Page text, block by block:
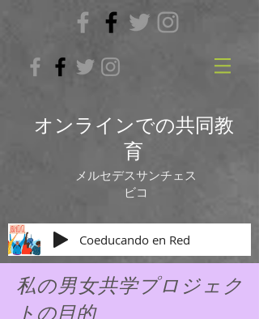
オンラインでの共同教
育
メルセデスサンチェス
ビコ
Coeducando en Red
私の男女共学プロジェク
トの目的